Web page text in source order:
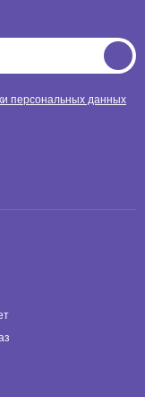
персональных данных